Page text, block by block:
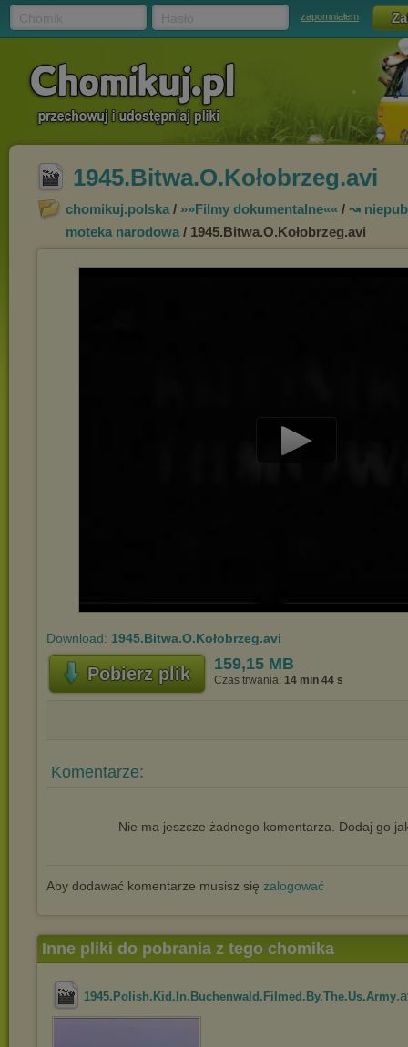
zapomniałem
1945.Bitwa.O.Kołobrzeg.avi
chomikuj.polska / »»Filmy dokumentalne«« / ↝
moteka narodowa / 1945.Bitwa.O.Kołobrzeg.avi
Play
Download: 1945.Bitwa.O.Kołobrzeg.avi
Pobierz plik 159,15 MB
Czas trwania: 14 min 44 s
Komentarze:
Nie ma jeszcze żadnego komentarza. Dodaj go
Aby dodawać komentarze musisz się zalogować
Inne pliki do pobrania z tego chomika
1945.Polish.Kid.In.Buchenwald.Filmed.By.The.Us.Army